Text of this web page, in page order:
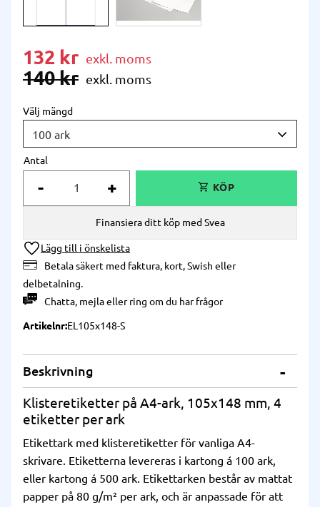
Nedsatt pris:
132 kr
Ordinarie pris:
140kr
Välj mängd
Antal
+
-
Lägg till i önskelista
Betala säkert med faktura, kort, Swish eller
delbetalning.
Chatta, mejlaellerring om du har frågor
Finansiera ditt köp med Svea
Artikelnr EL105x148-S
Beskrivning
Klisteretiketter på A4-ark, 105x148 mm, 4
etiketter per ark
Etikettark med klisteretiketter för vanliga A4-
skrivare. Etiketterna levereras i kartong á 100 ark,
eller kartong á 500 ark. Etikettarken består av mattat
papper på 80 g/m² per ark, och är anpassade för att